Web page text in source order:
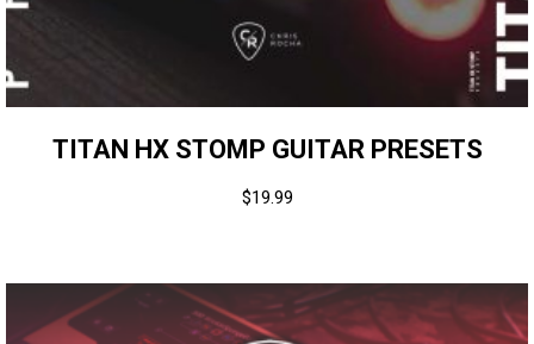
TITAN HX STOMP GUITAR PRESETS
$19.99